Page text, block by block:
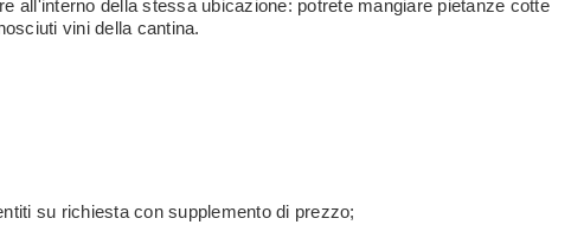
all'interno della stessa ubicazione: potrete mangiare pietanze cotte
vini della cantina.
su richiesta con supplemento di prezzo;